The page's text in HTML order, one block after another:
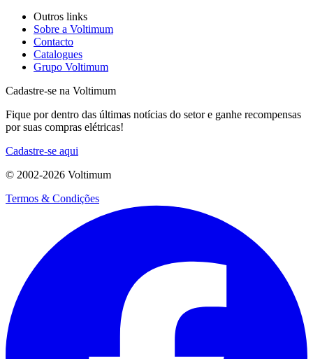
Outros links
Sobre a Voltimum
Contacto
Catalogues
Grupo Voltimum
Cadastre-se na Voltimum
Fique por dentro das últimas notícias do setor e ganhe recompensas
por suas compras elétricas!
Cadastre-se aqui
© 2002-2026 Voltimum
Termos & Condições